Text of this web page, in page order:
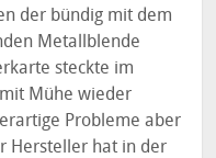
der bündig mit dem
Metallblende
steckte im
Mühe wieder
Probleme aber
Hersteller hat in der